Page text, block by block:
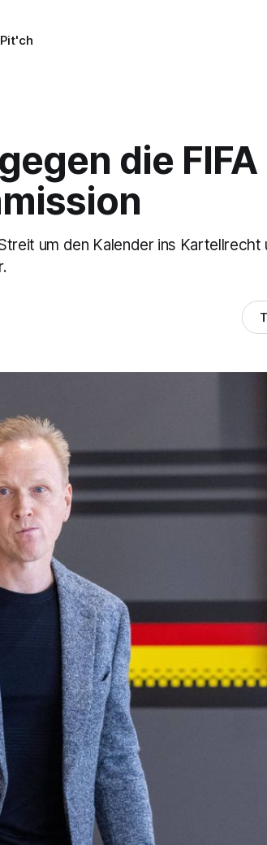
die FIFA
um den Kalender ins Kartellrecht